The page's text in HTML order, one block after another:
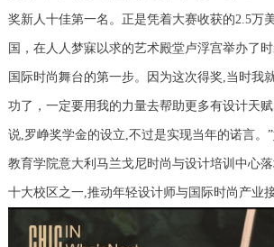
奖新人十佳第一名。正是凭着大赛收获的2.5万
国，在人人梦寐以求的艺术殿堂卢浮宫举办了
国际时尚舞台的第一步。因为这次得奖,当时我
功了，一定要用我的力量去帮助更多有设计天
说,罗峥奖学金的设立,不过是实现当年的诺言。
教育学院意大利马兰戈尼时尚与设计培训中心
十大校区之一,推动年轻设计师与国际时尚产业接